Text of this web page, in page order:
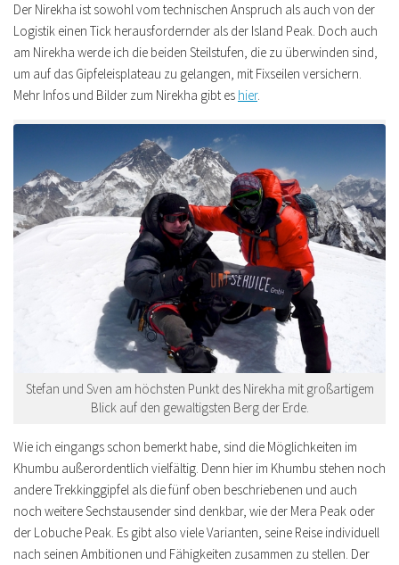
Der Nirekha ist sowohl vom technischen Anspruch als auch von der
Logistik einen Tick herausfordernder als der Island Peak. Doch auch
am Nirekha werde ich die beiden Steilstufen, die zu überwinden sind,
um auf das Gipfeleisplateau zu gelangen, mit Fixseilen versichern.
Mehr Infos und Bilder zum Nirekha gibt es hier.
Stefan und Sven am höchsten Punkt des Nirekha mit großartigem
Blick auf den gewaltigsten Berg der Erde.
Wie ich eingangs schon bemerkt habe, sind die Möglichkeiten im
Khumbu außerordentlich vielfältig. Denn hier im Khumbu stehen noch
andere Trekkinggipfel als die fünf oben beschriebenen und auch
noch weitere Sechstausender sind denkbar, wie der Mera Peak oder
der Lobuche Peak. Es gibt also viele Varianten, seine Reise individuell
nach seinen Ambitionen und Fähigkeiten zusammen zu stellen. Der